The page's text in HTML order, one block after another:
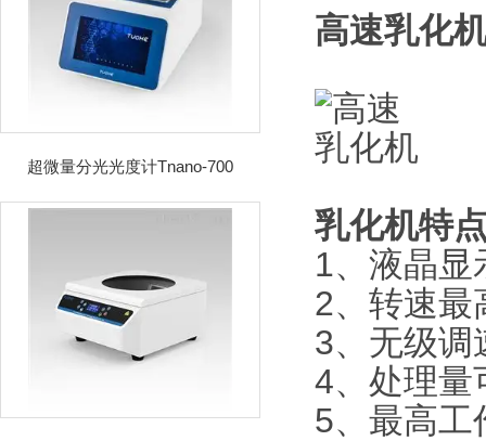
超微量分光光度计Tnano-700
高速乳化
乳化机特
1、液晶显
2、转速最
3、无级调
4、处理量
5、最高